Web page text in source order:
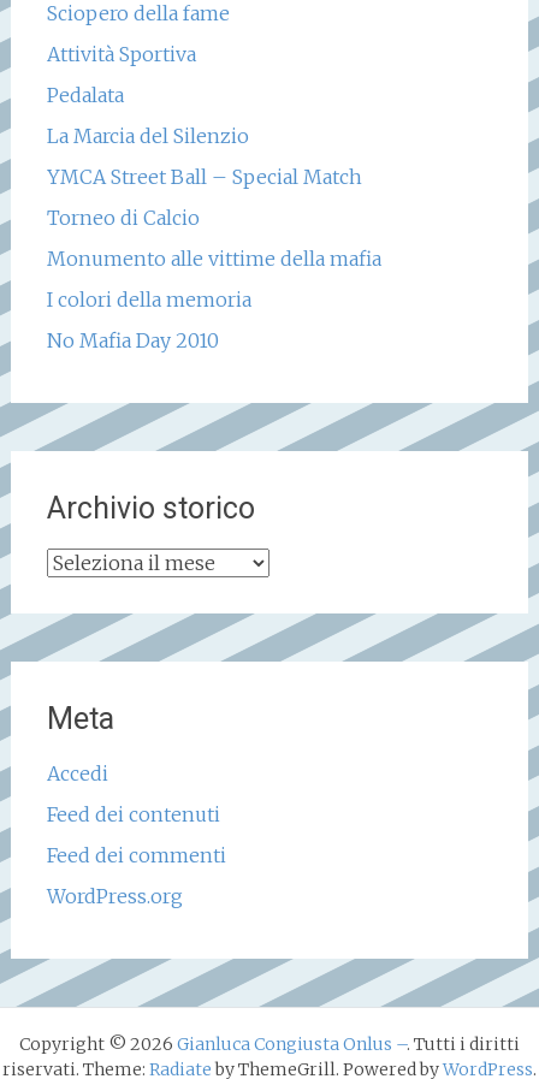
Sciopero della fame
Attività Sportiva
Pedalata
La Marcia del Silenzio
YMCA Street Ball – Special Match
Torneo di Calcio
Monumento alle vittime della mafia
I colori della memoria
No Mafia Day 2010
Archivio storico
Archivio
Meta
Accedi
Feed dei contenuti
Feed dei commenti
WordPress.org
Copyright © 2026 Gianluca Congiusta Onlus –. Tutti i diritti
riservati. Theme: Radiateby ThemeGrill. Powered byWordPress.